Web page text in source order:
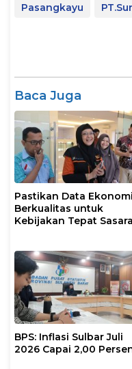
Pasangkayu
Baca Juga
Pastikan Data Ekonomi
Berkualitas untuk
Kebijakan Tepat
Lapangan SE2026
BPS: Inflasi Sulbar Juli
2026 Capai 2,00